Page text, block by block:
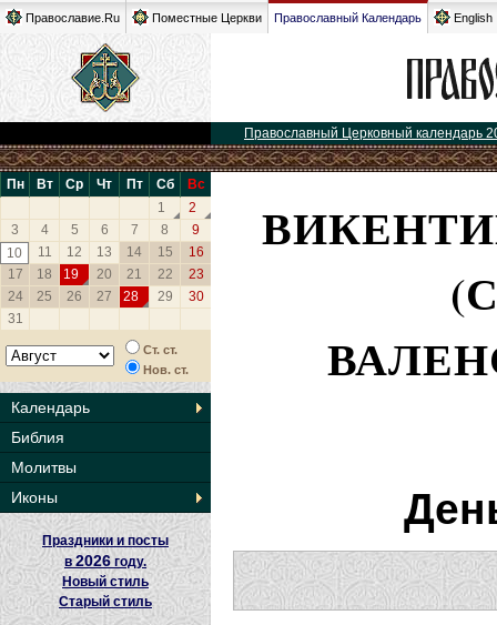
Православие.Ru Поместные Церкви Православный Календарь English
Православный Церковный календарь
Пн Вт Ср Чт Пт Сб
Вс
1
2
3
4 5 6 7 8
9
10
11 12 13 14 15
16
17
18 19 20 21 22
23
24
25 26 27 28 29
30
31
Ст. ст.
Нов. ст.
Календарь
Библия
Молитвы
Иконы
Праздники и посты
в2026 году.
Новый стиль
Старый стиль